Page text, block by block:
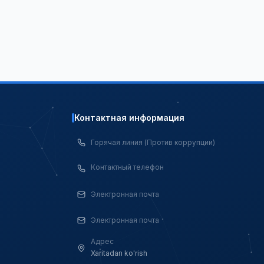
Контактная информация
Горячая линия (Против коррупции)
Контактный телефон
Электронная почта
Электронная почта
Адрес
Xaritadan ko'rish